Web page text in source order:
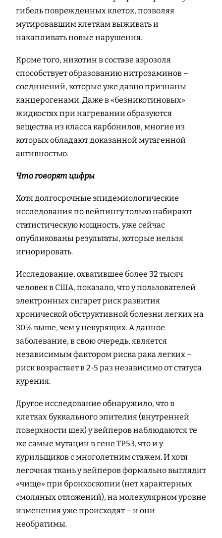
гибель поврежденных клеток, позволяя
мутировавшим клеткам выживать и
накапливать новые нарушения.
Кроме того, никотин в составе аэрозоля
способствует образованию нитрозаминов –
соединений, которые уже давно признаны
канцерогенами. Даже в «безникотиновых»
жидкостях при нагревании образуются
вещества из класса карбонилов, многие из
которых обладают доказанной мутагенной
активностью.
Что говорят цифры
Хотя долгосрочные эпидемиологические
исследования по вейпингу только набирают
статистическую мощность, уже сейчас
опубликованы результаты, которые нельзя
игнорировать.
Исследование, охватившее более 32 тысяч
человек в США, показало, что у пользователей
электронных сигарет риск развития
хронической обструктивной болезни легких на
30% выше, чем у некурящих. А данное
заболевание, в свою очередь, является
независимым фактором риска рака легких –
риск возрастает в 2-5 раз независимо от статуса
курения.
Другое исследование обнаружило, что в
клетках буккального эпителия (внутренней
поверхности щек) у вейперов наблюдаются те
же самые мутации в гене TP53, что и у
курильщиков с многолетним стажем. И хотя
легочная ткань у вейперов формально выглядит
«чище» при бронхоскопии (нет характерных
смоляных отложений), на молекулярном уровне
изменения уже происходят – и они
необратимы.